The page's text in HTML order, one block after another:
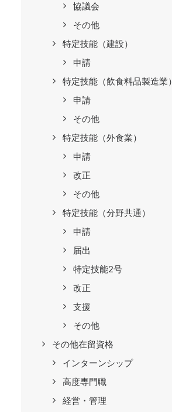
協議会
その他
特定技能（建設）
申請
特定技能（飲食料品製造業）
申請
その他
特定技能（外食業）
申請
改正
その他
特定技能（分野共通）
申請
届出
特定技能2号
改正
支援
その他
その他在留資格
インターンシップ
高度専門職
経営・管理